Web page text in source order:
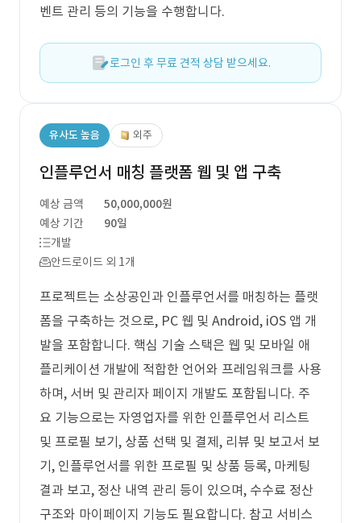
벤트 관리 등의 기능을 수행합니다.
로그인 후 무료 견적 상담 받으세요.
유사도 높음 외주
인플루언서 매칭 플랫폼 웹 및 앱 구축
예상 금액
50,000,000원
예상 기간
90일
개발
안드로이드 외 1개
프로젝트는 소상공인과 인플루언서를 매칭하는 플랫
폼을 구축하는 것으로, PC 웹 및 Android, iOS 앱 개
발을 포함합니다. 핵심 기술 스택은 웹 및 모바일 애
플리케이션 개발에 적합한 언어와 프레임워크를 사용
하며, 서버 및 관리자 페이지 개발도 포함됩니다. 주
요 기능으로는 자영업자를 위한 인플루언서 리스트
및 프로필 보기, 상품 선택 및 결제, 리뷰 및 보고서 보
기, 인플루언서를 위한 프로필 및 상품 등록, 마케팅
결과 보고, 정산 내역 관리 등이 있으며, 수수료 정산
구조와 마이페이지 기능도 필요합니다. 참고 서비스